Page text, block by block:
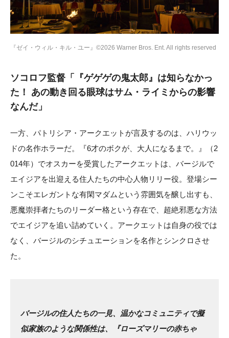
『ゼイ・ウィル・キル・ユー』©2026 Warner Bros. Ent. All rights reserved
ソコロフ監督「『ゲゲゲの鬼太郎』は知らなかっ
た！ あの動き回る眼球はサム・ライミからの影響
なんだ」
一方、パトリシア・アークエットが言及するのは、ハリウッ
ドの名作ホラーだ。『6才のボクが、大人になるまで。』（2
014年）でオスカーを受賞したアークエットは、バージルで
エイジアを出迎える住人たちの中心人物リリー役。登場シー
ンこそエレガントな有閑マダムという雰囲気を醸し出すも、
悪魔崇拝者たちのリーダー格という存在で、超絶邪悪な方法
でエイジアを追い詰めていく。アークエットは自身の役では
なく、バージルのシチュエーションを名作とシンクロさせ
た。
バージルの住人たちの一見、温かなコミュニティで擬
似家族のような関係性は、『ローズマリーの赤ちゃ